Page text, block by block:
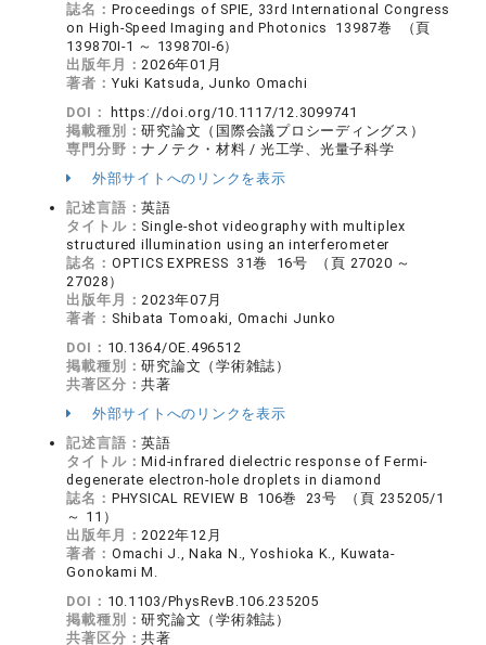
誌名： Proceedings of SPIE, 33rd International Congress
on High-Speed Imaging and Photonics 13987巻 （頁
139870I-1 ～ 139870I-6）
出版年月：2026年01月
著者： Yuki Katsuda, Junko Omachi
DOI：
https://doi.org/10.1117/12.3099741
掲載種別：研究論文（国際会議プロシーディングス）
専門分野：ナノテク・材料 / 光工学、光量子科学
外部サイトへのリンクを表示
記述言語：英語
タイトル： Single-shot videography with multiplex
structured illumination using an interferometer
誌名： OPTICS EXPRESS 31巻 16号 （頁 27020 ～
27028）
出版年月：2023年07月
著者： Shibata Tomoaki, Omachi Junko
DOI： 10.1364/OE.496512
掲載種別：研究論文（学術雑誌）
共著区分：共著
外部サイトへのリンクを表示
記述言語：英語
タイトル：Mid-infrared dielectric response of Fermi-
degenerate electron-hole droplets in diamond
誌名： PHYSICAL REVIEW B 106巻 23号 （頁 235205/1
～ 11）
出版年月：2022年12月
著者： Omachi J., Naka N., Yoshioka K., Kuwata-
Gonokami M.
DOI： 10.1103/PhysRevB.106.235205
掲載種別：研究論文（学術雑誌）
共著区分：共著